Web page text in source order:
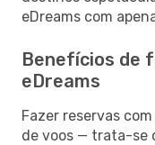
eDreams com
Benefícios de
eDreams
Fazer reservas
de voos — trata-se